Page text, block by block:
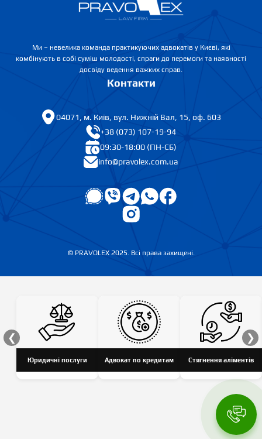
Ми – невелика команда практикуючих адвокатів у Києві, які
комбінують в собі суміш молодості, спраги до перемоги та наявності
досвіду ведення важких справ.
© PRAVOLEX 2025. Всі права захищені.
Контакти
04071, м. Київ, вул. Нижній Вал, 15, оф. 603
+38 (073) 107-19-94
09:30-18:00 (ПН-СБ)
info@pravolex.com.ua
❮ ❯
Юридичні послуги Адвокат по кредитам Стягнення аліментів